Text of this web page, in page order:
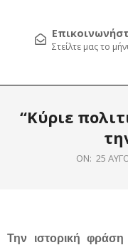
Στείλτε μας το
Navigation
“Κύριε
ON: 25
Την ιστορική